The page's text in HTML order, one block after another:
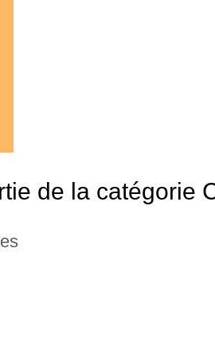
de la catégorie